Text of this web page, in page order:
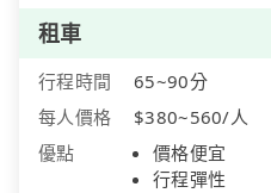
租車
行程時間
65~90分
每人價格
$380~560/人
優點
價格便宜
行程彈性